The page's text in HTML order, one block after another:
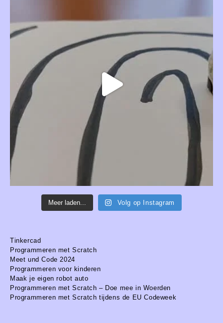
Meer laden... Volg op Instagram
Tinkercad
Programmeren met Scratch
Meet und Code 2024
Programmeren voor kinderen
Maak je eigen robot auto
Programmeren met Scratch – Doe mee in Woerden
Programmeren met Scratch tijdens de EU Codeweek